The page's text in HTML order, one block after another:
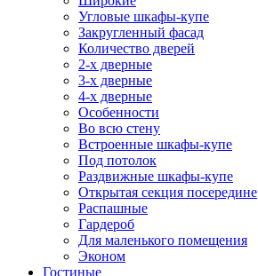
Угловые шкафы-купе
Закругленный фасад
Количество дверей
2-х дверные
3-х дверные
4-х дверные
Особенности
Во всю стену
Встроенные шкафы-купе
Под потолок
Раздвижные шкафы-купе
Открытая секция посередине
Распашные
Гардероб
Для маленького помещения
Эконом
Гостиные